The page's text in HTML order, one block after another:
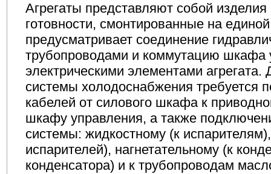
Агрегаты представляют собой
готовности, смонтированные на
предусматривает соединение
трубопроводами и коммутацию шкафа
электрическими элементами
системы холодоснабжения требуется
кабелей от силового шкафа к
шкафу управления, а также
системы: жидкостному (к
испарителей), нагнетательному (к
конденсатора) и к трубопроводам